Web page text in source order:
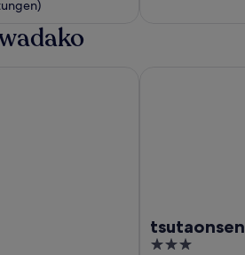
tsutaonsen
3